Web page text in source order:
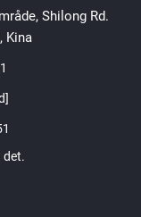
Shilong Rd.
Kina
det.